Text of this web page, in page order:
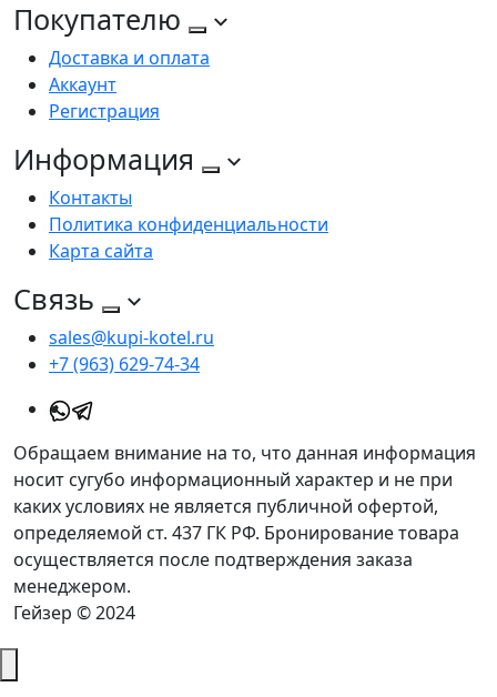
Покупателю
Доставка и оплата
Аккаунт
Регистрация
Информация
Контакты
Политика конфиденциальности
Карта сайта
Связь
sales@kupi-kotel.ru
+7 (963) 629-74-34
Обращаем внимание на то, что данная информация
носит сугубо информационный характер и не при
каких условиях не является публичной офертой,
определяемой ст. 437 ГК РФ. Бронирование товара
осуществляется после подтверждения заказа
менеджером.
Гейзер © 2024